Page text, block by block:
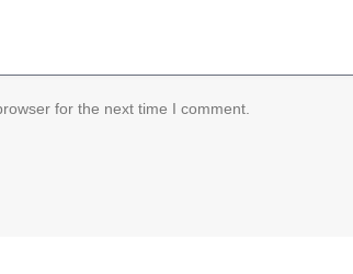
for the next time I comment.